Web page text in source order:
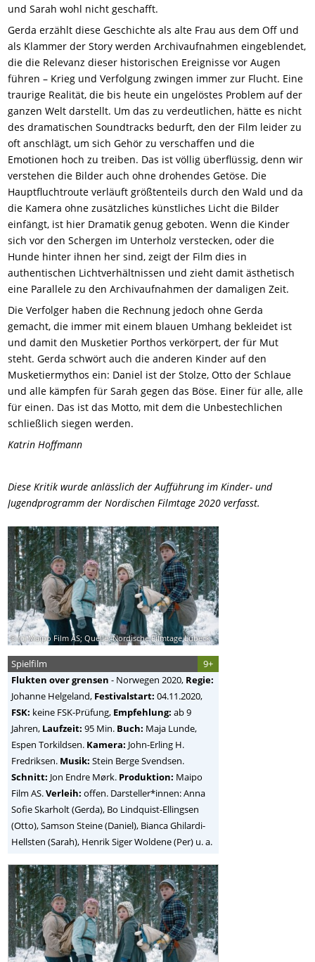
und Sarah wohl nicht geschafft.
Gerda erzählt diese Geschichte als alte Frau aus dem Off und
als Klammer der Story werden Archivaufnahmen eingeblendet,
die die Relevanz dieser historischen Ereignisse vor Augen
führen – Krieg und Verfolgung zwingen immer zur Flucht. Eine
traurige Realität, die bis heute ein ungelöstes Problem auf der
ganzen Welt darstellt. Um das zu verdeutlichen, hätte es nicht
des dramatischen Soundtracks bedurft, den der Film leider zu
oft anschlägt, um sich Gehör zu verschaffen und die
Emotionen hoch zu treiben. Das ist völlig überflüssig, denn wir
verstehen die Bilder auch ohne drohendes Getöse. Die
Hauptfluchtroute verläuft größtenteils durch den Wald und da
die Kamera ohne zusätzliches künstliches Licht die Bilder
einfängt, ist hier Dramatik genug geboten. Wenn die Kinder
sich vor den Schergen im Unterholz verstecken, oder die
Hunde hinter ihnen her sind, zeigt der Film dies in
authentischen Lichtverhältnissen und zieht damit ästhetisch
eine Parallele zu den Archivaufnahmen der damaligen Zeit.
Die Verfolger haben die Rechnung jedoch ohne Gerda
gemacht, die immer mit einem blauen Umhang bekleidet ist
und damit den Musketier Porthos verkörpert, der für Mut
steht. Gerda schwört auch die anderen Kinder auf den
Musketiermythos ein: Daniel ist der Stolze, Otto der Schlaue
und alle kämpfen für Sarah gegen das Böse. Einer für alle, alle
für einen. Das ist das Motto, mit dem die Unbestechlichen
schließlich siegen werden.
Katrin Hoffmann
Diese Kritik wurde anlässlich der Aufführung im Kinder- und
Jugendprogramm der Nordischen Filmtage 2020 verfasst.
© (c) Maipo Film AS; Quelle: Nordische Filmtage Lübeck
9+
Spielfilm
Flukten over grensen - Norwegen 2020, Regie:
Johanne Helgeland, Festivalstart: 04.11.2020,
FSK: keine FSK-Prüfung, Empfehlung: ab 9
Jahren, Laufzeit: 95 Min. Buch: Maja Lunde,
Espen Torkildsen. Kamera: John-Erling H.
Fredriksen. Musik: Stein Berge Svendsen.
Schnitt: Jon Endre Mørk. Produktion: Maipo
Film AS.Verleih: offen. Darsteller*innen: Anna
Sofie Skarholt (Gerda), Bo Lindquist-Ellingsen
(Otto), Samson Steine (Daniel), Bianca Ghilardi-
Hellsten (Sarah), Henrik Siger Woldene (Per) u. a.